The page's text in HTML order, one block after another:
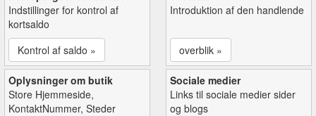
Indstillinger for kontrol af
kortsaldo
Kontrol af saldo »
Introduktion af den handlende
overblik »
Oplysninger om butik
Store Hjemmeside,
KontaktNummer, Steder
Sociale medier
Links til sociale medier sider
og blogs